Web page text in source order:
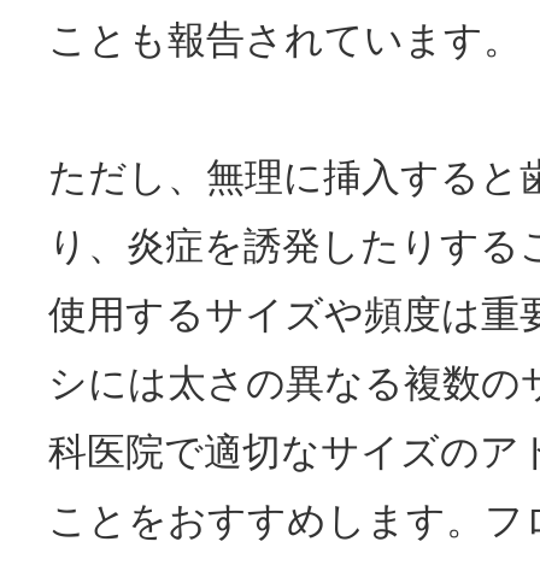
ことも報告されています。
ただし、無理に挿入すると
り、炎症を誘発したりする
使用するサイズや頻度は重
シには太さの異なる複数の
科医院で適切なサイズのア
ことをおすすめします。